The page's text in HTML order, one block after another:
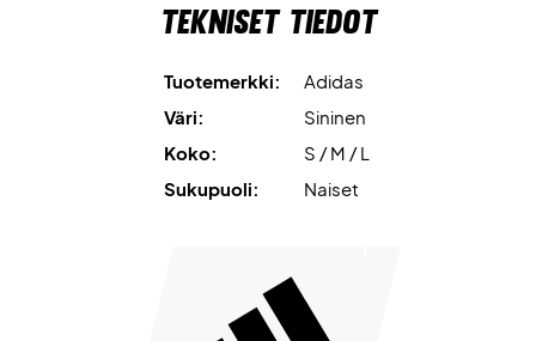
Tekniset tiedot
Tuotemerkki:
Adidas
Väri:
Sininen
Koko:
S / M / L
Sukupuoli:
Naiset